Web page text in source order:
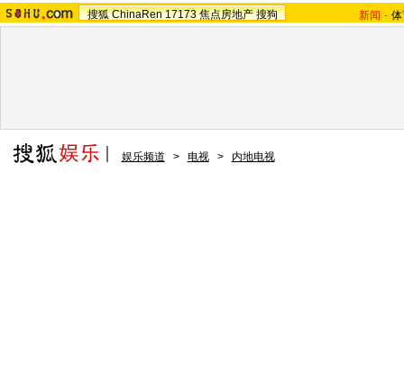
搜狐 ChinaRen 17173 焦点房地产 搜狗 新闻 -
娱乐频道 > 电视 > 内地电视